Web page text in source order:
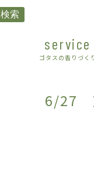
service
ゴタスの香りづく
検索
6/27